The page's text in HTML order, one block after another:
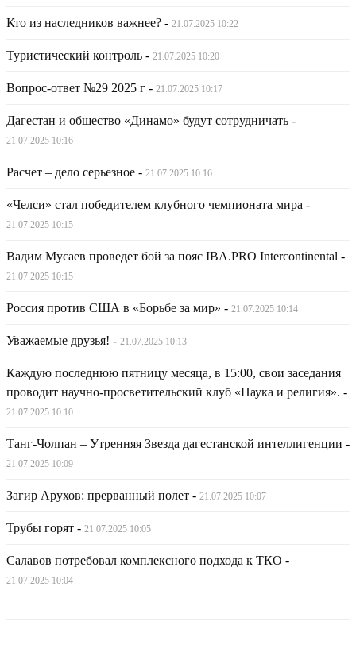
Кто из наследников важнее? - 21.07.2025 10:22
Туристический контроль - 21.07.2025 10:20
Вопрос-ответ №29 2025 г - 21.07.2025 10:17
Дагестан и общество «Динамо» будут сотрудничать -
21.07.2025 10:16
Расчет – дело серьезное - 21.07.2025 10:16
«Челси» стал победителем клубного чемпионата мира -
21.07.2025 10:15
Вадим Мусаев проведет бой за пояс IBA.PRO Intercontinental -
21.07.2025 10:15
Россия против США в «Борьбе за мир» - 21.07.2025 10:14
Уважаемые друзья! - 21.07.2025 10:13
Каждую последнюю пятницу месяца, в 15:00, свои заседания
проводит научно-просветительский клуб «Наука и религия». -
21.07.2025 10:10
Танг-Чолпан – Утренняя Звезда дагестанской интеллигенции -
21.07.2025 10:09
Загир Арухов: прерванный полет - 21.07.2025 10:07
Трубы горят - 21.07.2025 10:05
Салавов потребовал комплексного подхода к ТКО -
21.07.2025 10:04